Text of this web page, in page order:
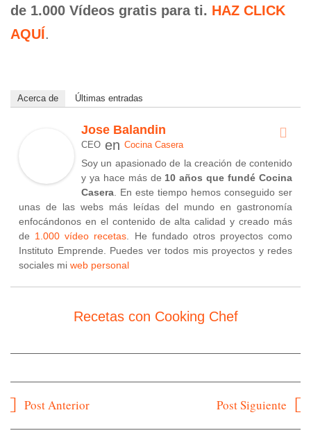
de 1.000 Vídeos gratis para ti. HAZ CLICK
AQUÍ.
Acerca de Últimas entradas
Jose Balandin
CEO en Cocina Casera
Soy un apasionado de la creación de contenido
y ya hace más de 10 años que fundé Cocina
Casera. En este tiempo hemos conseguido ser
unas de las webs más leídas del mundo en gastronomía
enfocándonos en el contenido de alta calidad y creado más
de 1.000 vídeo recetas. He fundado otros proyectos como
Instituto Emprende. Puedes ver todos mis proyectos y redes
sociales mi web personal
Recetas con Cooking Chef
Navegación
de
Post Anterior Post Siguiente